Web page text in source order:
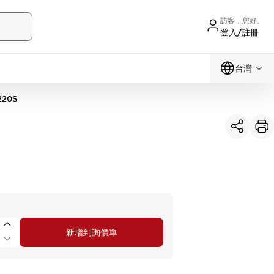
訪客，您好。
登入/註冊
台灣
新增到詢價單